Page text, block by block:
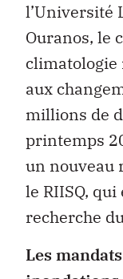
l’Université
Ouranos, le
climatologie
aux
millions de
printemps
un nouveau
le RIISQ,
recherche
Les